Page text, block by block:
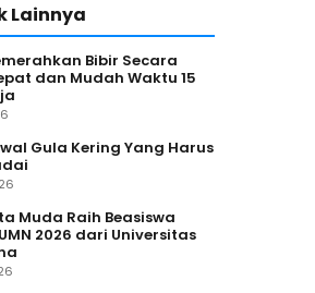
Lainnya
Bibir Secara
dan Mudah Waktu 15
Gula Kering Yang Harus
Muda Raih Beasiswa
2026 dari Universitas